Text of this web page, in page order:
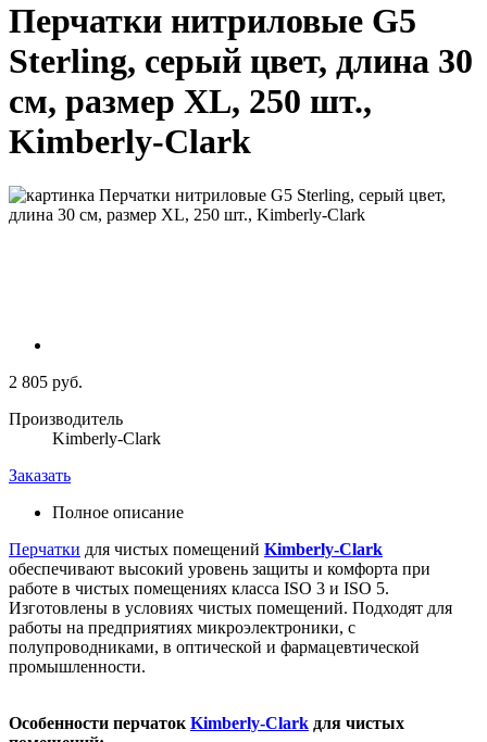
Перчатки нитриловые G5
Sterling, серый цвет, длина 30
см, размер XL, 250 шт.,
Kimberly-Clark
2 805 руб.
Производитель
Kimberly-Clark
Заказать
Полное описание
Перчатки для чистых помещений Kimberly-Clark
обеспечивают высокий уровень защиты и комфорта при
работе в чистых помещениях класса ISO 3 и ISO 5.
Изготовлены в условиях чистых помещений. Подходят для
работы на предприятиях микроэлектроники, с
полупроводниками, в оптической и фармацевтической
промышленности.
Особенности перчаток Kimberly-Clark для чистых